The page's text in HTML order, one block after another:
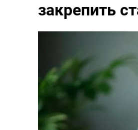
закрепить